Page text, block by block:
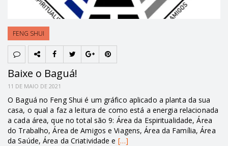
FENG SHUI
Baixe o Baguá!
11 DE MAIO DE 2021
O Baguá no Feng Shui é um gráfico aplicado a planta da sua
casa, o qual a faz a leitura de como está a energia relacionada
a cada área, que no total são 9: Área da Espiritualidade, Área
do Trabalho, Área de Amigos e Viagens, Área da Família, Área
da Saúde, Área da Criatividade e […]